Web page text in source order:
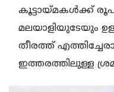
കൂട്ടായ്മകള്‍ക്ക്
മലയാളിയുടേയും
തീരത്ത്
ഇത്തരത്തിലുള്ള